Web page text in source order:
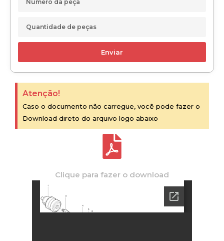
Enviar
Atenção!
Caso o documento não carregue, você pode fazer o
Download direto do arquivo logo abaixo
Clique para fazer o download